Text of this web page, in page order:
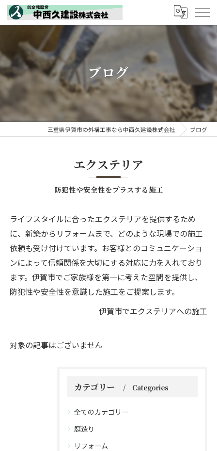
ブログ
三重県伊賀市の外構工事なら中西久建設株式会社 ブログ
エクステリア
防犯性や安全性をプラスする施工
ライフスタイルに合ったエクステリアを提供するため
に、新築からリフォームまで、どのような現場での施工
依頼も受け付けています。お客様とのコミュニケーショ
ンによって信頼関係を大切にする対応に力を入れており
ます。伊賀市でご家族様を第一に考えた空間を提供し、
防犯性や安全性を意識した施工をご提案します。
伊賀市でエクステリアへの施工
対象の記事はございません
カテゴリー Categories
全てのカテゴリー
庭造り
リフォーム